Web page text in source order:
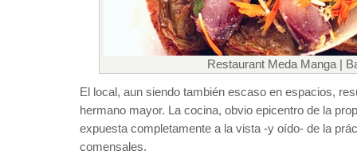
Restaurant Meda Manga |
El local, aun siendo también escaso en espacios,
hermano mayor. La cocina, obvio epicentro de la
expuesta completamente a la vista -y oído- de la
comensales.